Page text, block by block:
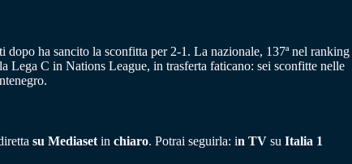
ha sancito la sconfitta per 2-1. La nazionale, 137ª nel ranking
C in Nations League, in trasferta faticano: sei sconfitte nelle
su Mediaset in chiaro. Potrai seguirla: in TV su Italia 1